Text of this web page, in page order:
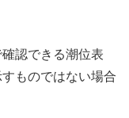
認できる潮位表
ものではない場合